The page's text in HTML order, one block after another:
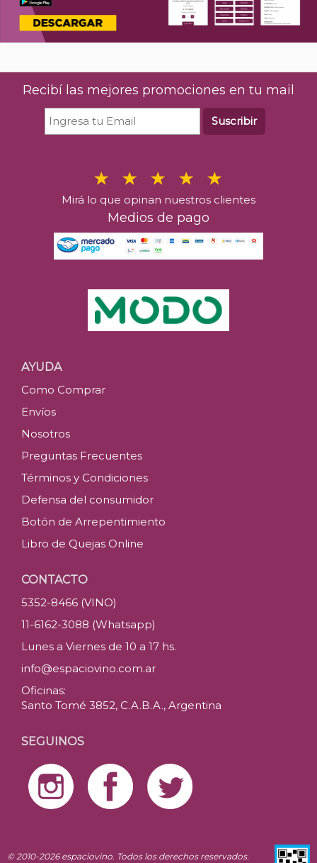
Recibí las mejores promociones en tu mail
Suscribir
Mirá lo que opinan nuestros clientes
Medios de pago
AYUDA
Como Comprar
Envíos
Nosotros
Preguntas Frecuentes
Términos y Condiciones
Defensa del consumidor
Botón de Arrepentimiento
Libro de Quejas Online
CONTACTO
5352-8466 (VINO)
11-6162-3088 (Whatsapp)
Lunes a Viernes de 10 a 17 hs.
info@espaciovino.com.ar
Oficinas:
Santo Tomé 3852, C.A.B.A., Argentina
SEGUINOS
© 2010-2026 espaciovino. Todos los derechos reservados.